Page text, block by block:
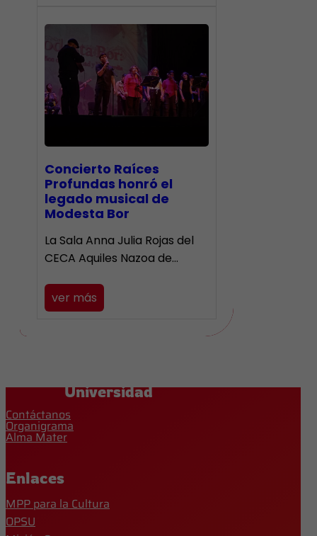
​Concierto Raíces
Profundas honró el
legado musical de
Modesta Bor
La Sala Anna Julia Rojas del
CECA Aquiles Nazoa de…
ver más
Universidad
Contáctanos
Organigrama
Alma Mater
Enlaces
MPP para la Cultura
OPSU